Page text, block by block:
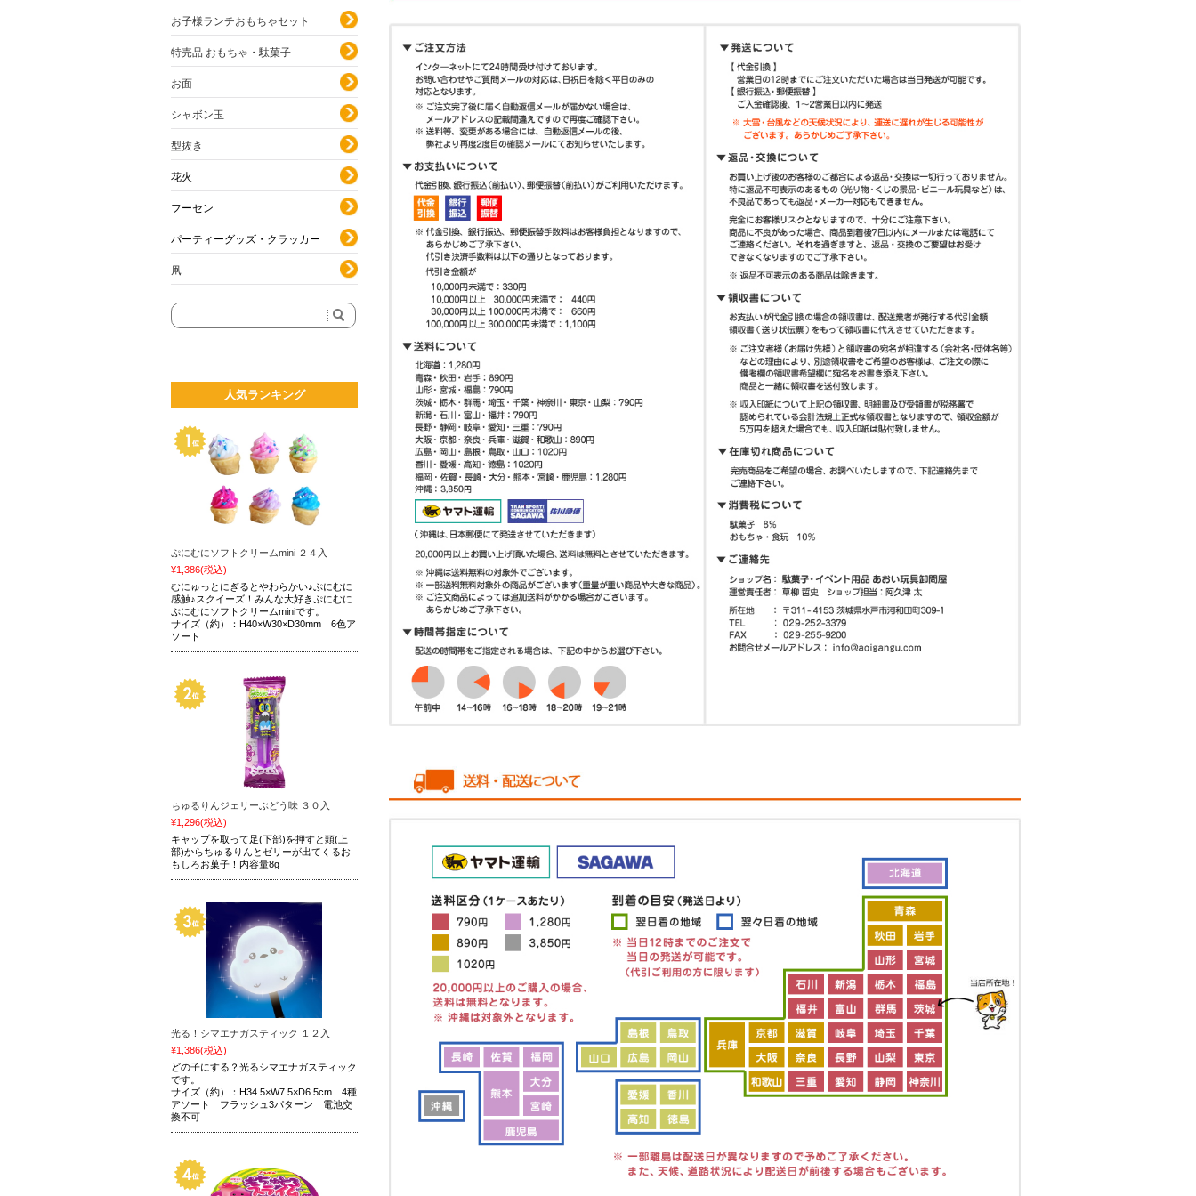
お子様ランチおもちゃセット
特売品 おもちゃ・駄菓子
お面
シャボン玉
型抜き
花火
フーセン
パーティーグッズ・クラッカー
凧
人気ランキング
ぷにむにソフトクリームmini ２４入
¥1,386(税込)
むにゅっとにぎるとやわらかい♪ぷにむに
感触♪スクイーズ！みんな大好きぷにむに
ぷにむにソフトクリームminiです。
サイズ（約）：H40×W30×D30mm 6色ア
ソート
ちゅるりんジェリーぶどう味 ３０入
¥1,296(税込)
キャップを取って足(下部)を押すと頭(上
部)からちゅるりんとゼリーが出てくるお
もしろお菓子！内容量8g
光る！シマエナガスティック １２入
¥1,386(税込)
どの子にする？光るシマエナガスティック
です。
サイズ（約）：H34.5×W7.5×D6.5cm 4種
アソート フラッシュ3パターン 電池交
換不可